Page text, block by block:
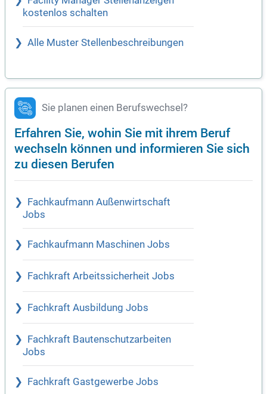
kostenlos schalten
Alle Muster Stellenbeschreibungen
Sie planen einen Berufswechsel?
Erfahren Sie, wohin Sie mit ihrem Beruf
wechseln können und informieren Sie sich
zu diesen Berufen
Fachkaufmann Außenwirtschaft
Jobs
Fachkaufmann Maschinen Jobs
Fachkraft Arbeitssicherheit Jobs
Fachkraft Ausbildung Jobs
Fachkraft Bautenschutzarbeiten
Jobs
Fachkraft Gastgewerbe Jobs